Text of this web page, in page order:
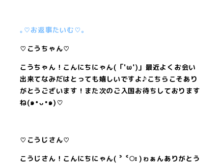
｡♡お返事たいむ♡。
♡こうちゃん♡
こうちゃん！こんにちにゃん(「'ω')」最近よくお会い
出来てなみだはとっても嬉しいですよ♪こちらこそあり
がとうございます！また次のご入国お待ちしております
ね(๑•ᴗ•๑)♡
♡こうじさん♡
こうじさん！こんにちにゃん( ˃ ˂ഃ )ゎぁんありがとう